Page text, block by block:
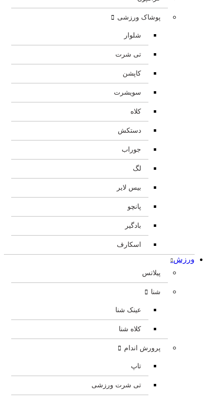
پوشاک ورزشی
شلوار
تی شرت
کاپشن
سویشرت
کلاه
دستکش
جوراب
لگ
بیس لایر
پانچو
بادگیر
اسکارف
ورزش
پیلاتس
شنا
عینک شنا
کلاه شنا
پرورش اندام
تاپ
تی شرت ورزشی